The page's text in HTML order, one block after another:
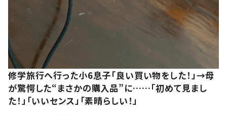
修学旅行へ行った小6息子「良い買い物をした！」→母
が驚愕した“まさかの購入品”に……「初めて見まし
た！」「いいセンス」「素晴らしい！」